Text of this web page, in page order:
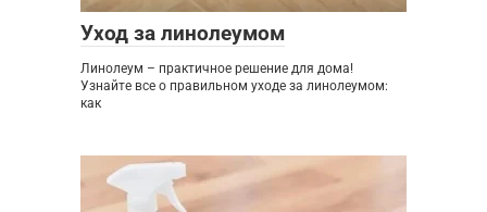
Уход за линолеумом
Линолеум – практичное решение для дома!
Узнайте все о правильном уходе за линолеумом:
как